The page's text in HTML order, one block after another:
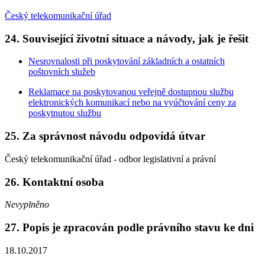
Český telekomunikační úřad
24. Související životní situace a návody, jak je řešit
Nesrovnalosti při poskytování základních a ostatních
poštovních služeb
Reklamace na poskytovanou veřejně dostupnou službu
elektronických komunikací nebo na vyúčtování ceny za
poskytnutou službu
25. Za správnost návodu odpovídá útvar
Český telekomunikační úřad - odbor legislativní a právní
26. Kontaktní osoba
Nevyplněno
27. Popis je zpracován podle právního stavu ke dni
18.10.2017